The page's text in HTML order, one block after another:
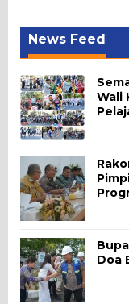
News Feed
Wali
Doa